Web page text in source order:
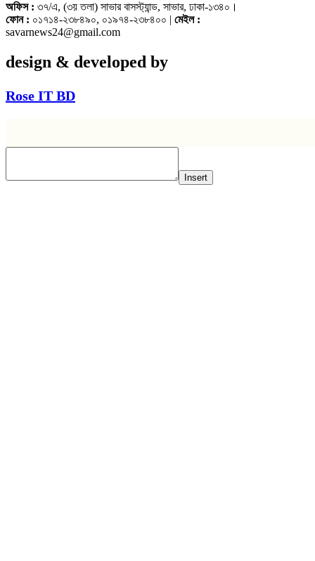
অফিস : ৩৭/এ, (৩য় তলা) সাভার বাসস্ট্যান্ড, সাভার, ঢাকা-১৩৪০।
ফোন : ০১৭১৪-২৩৮৪৯০, ০১৯৭৪-২৩৮৪০০ | মেইল :
savarnews24@gmail.com
design & developed by
Rose IT BD
Insert